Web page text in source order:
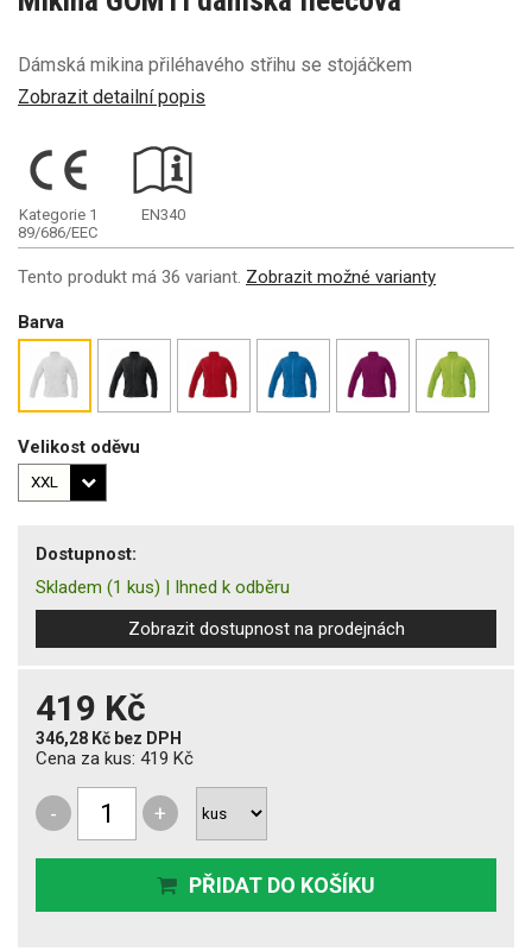
Dámská mikina přiléhavého střihu se stojáčkem
Zobrazit detailní popis
Kategorie 1
89/686/EEC
EN340
Tento produkt má 36 variant. Zobrazit možné varianty
Barva
Velikost oděvu
Dostupnost:
Skladem (1 kus) | Ihned k odběru
Zobrazit dostupnost na prodejnách
419 Kč
346,28 Kč bez DPH
Cena za kus: 419 Kč
- +
PŘIDAT DO KOŠÍKU